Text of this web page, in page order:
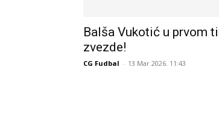
Balša Vukotić u prvom
zvezde!
CG Fudbal - 13 Mar 2026. 11:43